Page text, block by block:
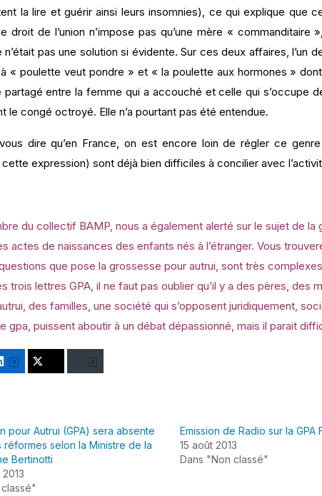
la lire et guérir ainsi leurs insomnies), ce qui explique
droit de l’union n’impose pas qu’une mère «
pas une solution si évidente. Sur ces deux affaires, l’un
« poulette veut pondre » et « la poulette aux hormones »
partagé entre la femme qui a accouché et celle qui s’occupe
le congé octroyé. Elle n’a pourtant pas été entendue.
dire qu’en France, on est encore loin de régler ce
expression) sont déjà bien difficiles à concilier avec
du collectif BAMP, nous a également alerté sur le sujet de
actes de naissances des enfants nés à l’étranger. Vous
que pose la grossesse pour autrui, sont très
trois lettres GPA, il ne faut pas oublier qu’il y a des pères,
des familles, une société qui s’opposent juridiquement,
gpa, puissent aboutir à un débat dépassionné, mais il parait
LinkedIn Bluesky
pour Autrui (GPA) sera absente
réformes selon la Ministre de la
Bertinotti
Emission de Radio sur la GPA
15 août 2013
Dans "Non classé"